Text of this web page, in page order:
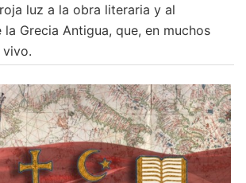
luz a la obra literaria y al
la Grecia Antigua, que, en muchos
vivo.